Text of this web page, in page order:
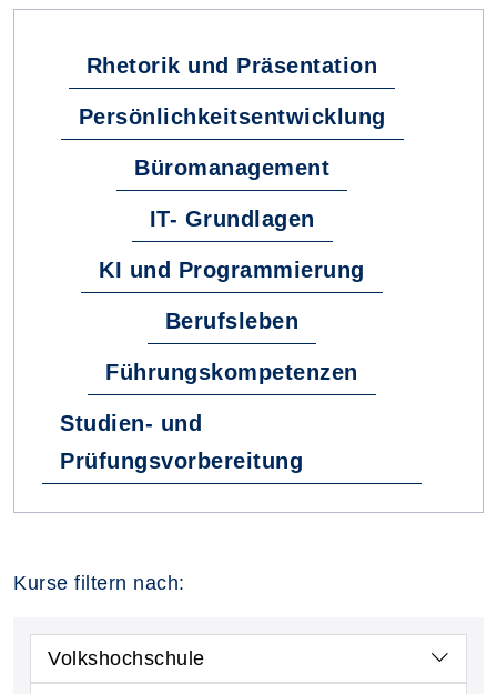
Rhetorik und Präsentation
Persönlichkeitsentwicklung
Büromanagement
IT- Grundlagen
KI und Programmierung
Berufsleben
Führungskompetenzen
Studien- und
Prüfungsvorbereitung
Kurse filtern nach:
Volkshochschule